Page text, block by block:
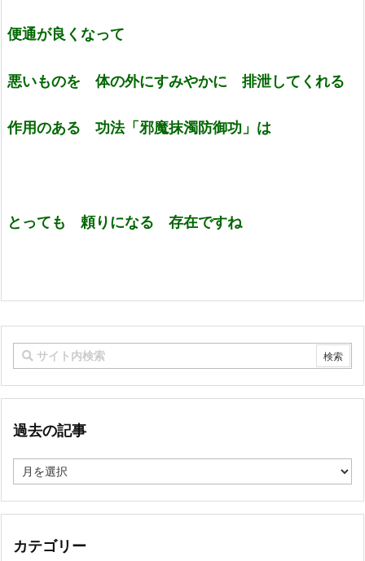
便通が良くなって
悪いものを 体の外にすみやかに 排泄してくれる
作用のある 功法「邪魔抹濁防御功」は
とっても 頼りになる 存在ですね
過去の記事
去
記
カテゴリー